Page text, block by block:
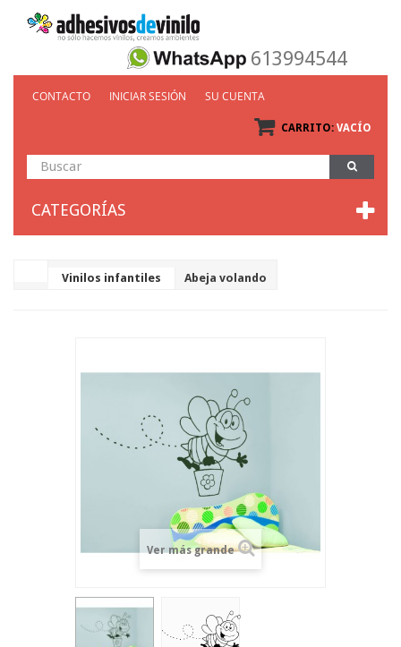
613994544
CONTACTO INICIAR SESIÓN SU CUENTA
CARRITO: VACÍO
CATEGORÍAS
Vinilos infantiles Abeja volando
Ver más grande